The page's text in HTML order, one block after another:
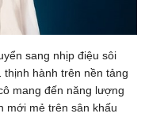
sang nhịp điệu sôi
thịnh hành trên nền tảng
mang đến năng lượng
mới mẻ trên sân khấu